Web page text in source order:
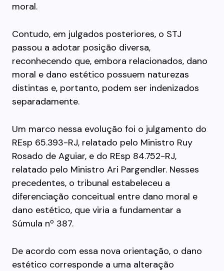
moral.
Contudo, em julgados posteriores, o STJ
passou a adotar posição diversa,
reconhecendo que, embora relacionados, dano
moral e dano estético possuem naturezas
distintas e, portanto, podem ser indenizados
separadamente.
Um marco nessa evolução foi o julgamento do
REsp 65.393-RJ, relatado pelo Ministro Ruy
Rosado de Aguiar, e do REsp 84.752-RJ,
relatado pelo Ministro Ari Pargendler. Nesses
precedentes, o tribunal estabeleceu a
diferenciação conceitual entre dano moral e
dano estético, que viria a fundamentar a
Súmula nº 387.
De acordo com essa nova orientação, o dano
estético corresponde a uma alteração